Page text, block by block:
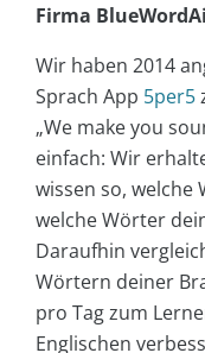
Firma
Wir haben 2014
Sprach App 5per5
„We make you
einfach: Wir
wissen so,
welche Wörter
Daraufhin
Wörtern deiner
pro Tag zum
Englischen